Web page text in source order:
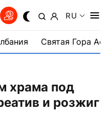
RU
Святая Гора
храма под
и розжиг